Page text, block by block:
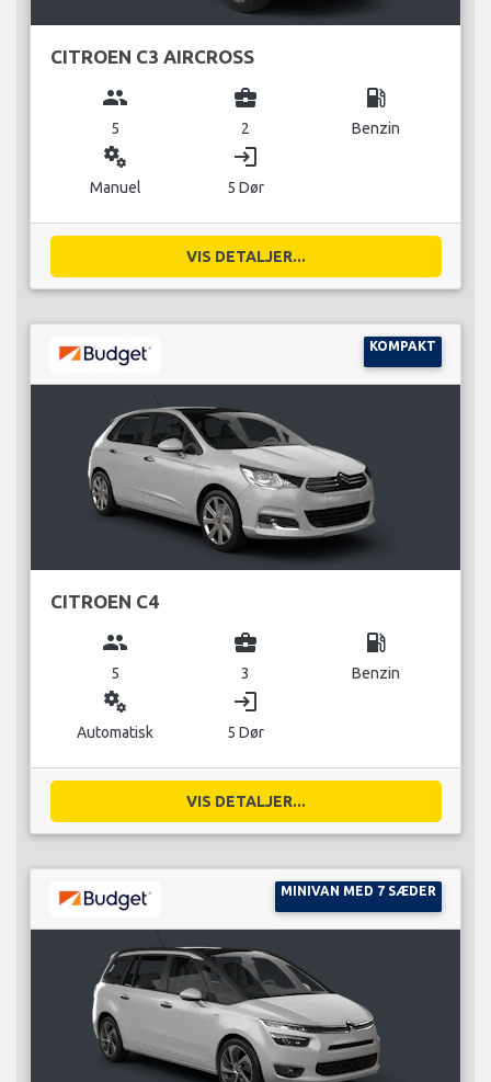
CITROEN C3 AIRCROSS
group
5
business_center
2
local_gas_station
Benzin
miscellaneous_services
Manuel
login
5 Dør
VIS DETALJER...
KOMPAKT
CITROEN C4
group
5
business_center
3
local_gas_station
Benzin
miscellaneous_services
Automatisk
login
5 Dør
VIS DETALJER...
MINIVAN MED 7 SÆDER